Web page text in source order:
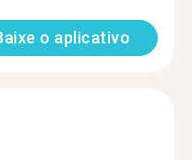
o aplicativo